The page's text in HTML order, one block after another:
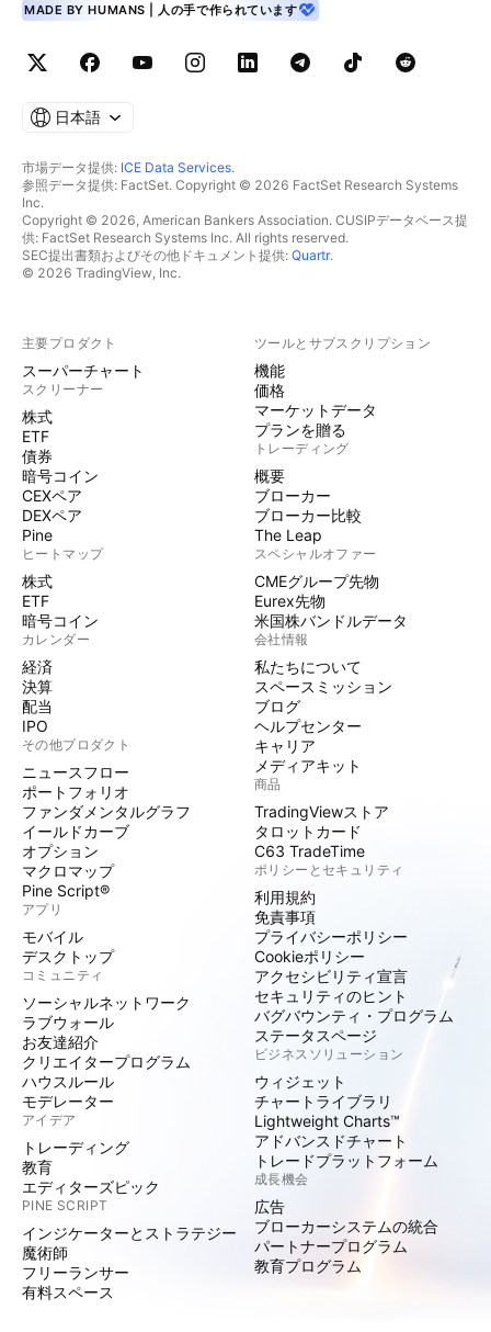
MADE BY HUMANS | 人の手で作られています
日本語
市場データ提供: ICE Data Services.
参照データ提供: FactSet. Copyright © 2026 FactSet Research Systems
Inc.
Copyright © 2026, American Bankers Association. CUSIPデータベース提
供: FactSet Research Systems Inc. All rights reserved.
SEC提出書類およびその他ドキュメント提供: Quartr.
© 2026 TradingView, Inc.
主要プロダクト
スーパーチャート
スクリーナー
株式
ETF
債券
暗号コイン
CEXペア
DEXペア
Pine
ヒートマップ
株式
ETF
暗号コイン
カレンダー
経済
決算
配当
IPO
その他プロダクト
ニュースフロー
ポートフォリオ
ファンダメンタルグラフ
イールドカーブ
オプション
マクロマップ
Pine Script®
アプリ
モバイル
デスクトップ
コミュニティ
ソーシャルネットワーク
ラブウォール
お友達紹介
クリエイタープログラム
ハウスルール
モデレーター
アイデア
トレーディング
教育
エディターズピック
PINE SCRIPT
インジケーターとストラテジー
魔術師
フリーランサー
有料スペース
ツールとサブスクリプション
機能
価格
マーケットデータ
プランを贈る
トレーディング
概要
ブローカー
ブローカー比較
The Leap
スペシャルオファー
CMEグループ先物
Eurex先物
米国株バンドルデータ
会社情報
私たちについて
スペースミッション
ブログ
ヘルプセンター
キャリア
メディアキット
商品
TradingViewストア
タロットカード
C63 TradeTime
ポリシーとセキュリティ
利用規約
免責事項
プライバシーポリシー
Cookieポリシー
アクセシビリティ宣言
セキュリティのヒント
バグバウンティ・プログラム
ステータスページ
ビジネスソリューション
ウィジェット
チャートライブラリ
Lightweight Charts™
アドバンスドチャート
トレードプラットフォーム
成長機会
広告
ブローカーシステムの統合
パートナープログラム
教育プログラム